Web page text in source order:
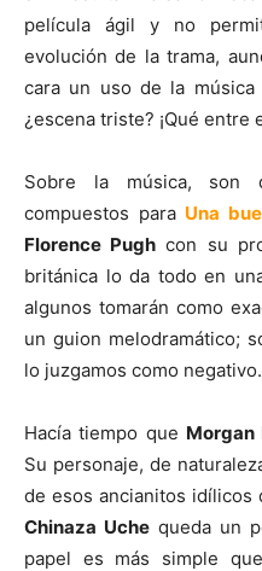
película ágil y no
evolución de la trama,
cara un uso de la música
¿escena triste? ¡Qué entre
Sobre la música, son
compuestos para Una
Florence Pugh con su
británica lo da todo en
algunos tomarán como
un guion melodramático;
lo juzgamos como negativo.
Hacía tiempo que Morgan
Su personaje, de
de esos ancianitos idílicos
Chinaza Uchequeda un
papel es más simple